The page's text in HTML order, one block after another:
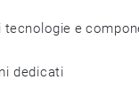
e componenti